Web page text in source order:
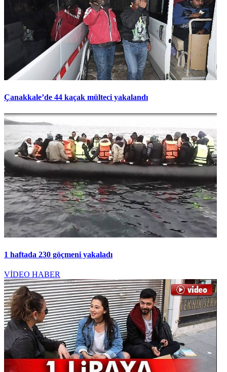
Çanakkale’de 44 kaçak mülteci yakalandı
1 haftada 230 göçmeni yakaladı
VİDEO HABER